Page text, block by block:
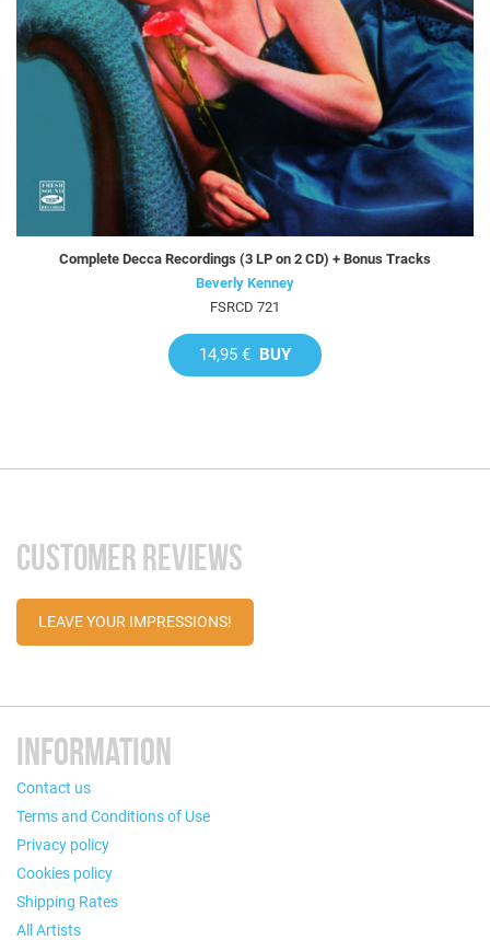
Complete Decca Recordings (3 LP on 2 CD) + Bonus Tracks
Beverly Kenney
FSRCD 721
14,95 € BUY
CUSTOMER REVIEWS
LEAVE YOUR IMPRESSIONS!
INFORMATION
Contact us
Terms and Conditions of Use
Privacy policy
Cookies policy
Shipping Rates
All Artists